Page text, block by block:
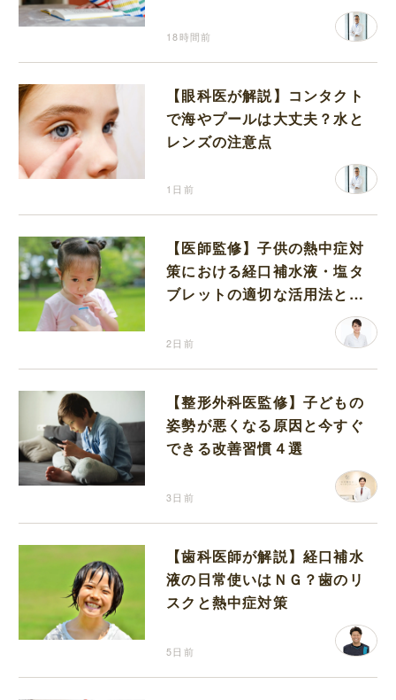
18時間前
【眼科医が解説】コンタクト
で海やプールは大丈夫？水と
レンズの注意点
1日前
【医師監修】子供の熱中症対
策における経口補水液・塩タ
ブレットの適切な活用法と水
2日前
【整形外科医監修】子どもの
姿勢が悪くなる原因と今すぐ
できる改善習慣４選
3日前
【歯科医師が解説】経口補水
液の日常使いはＮＧ？歯のリ
スクと熱中症対策
5日前